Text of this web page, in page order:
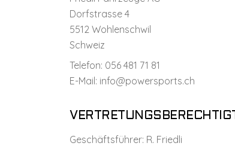
Dorfstrasse 4
5512 Wohlenschwil
Schweiz
Telefon: 056 481 71 81
E-Mail: info@powersports.ch
Geschäftsführer: R. Friedli